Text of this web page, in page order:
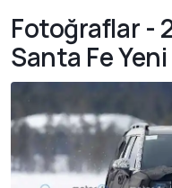
Fotoğraflar -
Santa Fe